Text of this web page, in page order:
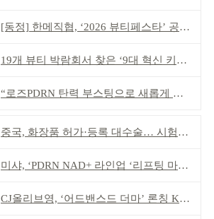
[동정] 한메직협, ‘2026 뷰티페스타’ 공동 주최
19개 뷰티 박람회서 찾은 ‘9대 혁신 키워드’
“로즈PDRN 탄력 부스팅으로 새롭게 피어나는 피부”
중국, 화장품 허가·등록 대수술… 시험자료 공용 허용
미샤, ‘PDRN NAD+ 라인업 ‘리프팅 마스크’ 출시
CJ올리브영, ‘어드밴스드 더마’ 론칭 K더마 육성 박차